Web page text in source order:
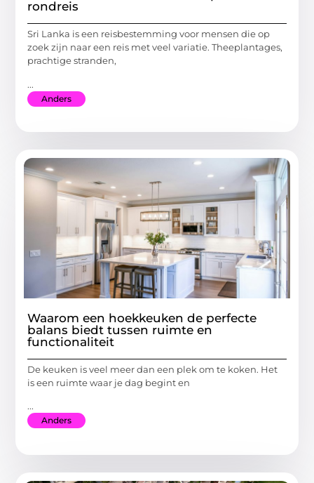
rondreis
Sri Lanka is een reisbestemming voor mensen die op
zoek zijn naar een reis met veel variatie. Theeplantages,
prachtige stranden,
...
Anders
Waarom een hoekkeuken de perfecte
balans biedt tussen ruimte en
functionaliteit
De keuken is veel meer dan een plek om te koken. Het
is een ruimte waar je dag begint en
...
Anders